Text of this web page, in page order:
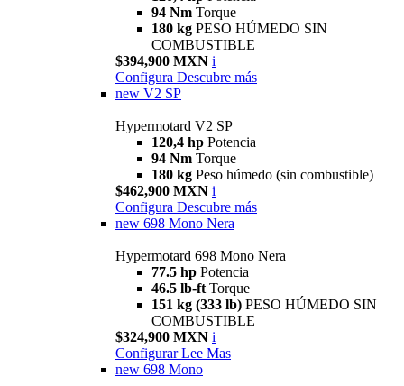
94 Nm Torque
180 kg PESO HÚMEDO SIN
COMBUSTIBLE
$394,900 MXN i
Configura Descubre más
new V2 SP
Hypermotard V2 SP
120,4 hp Potencia
94 Nm Torque
180 kg Peso húmedo (sin combustible)
$462,900 MXN i
Configura Descubre más
new 698 Mono Nera
Hypermotard 698 Mono Nera
77.5 hp Potencia
46.5 lb-ft Torque
151 kg (333 lb) PESO HÚMEDO SIN
COMBUSTIBLE
$324,900 MXN i
Configurar Lee Mas
new 698 Mono